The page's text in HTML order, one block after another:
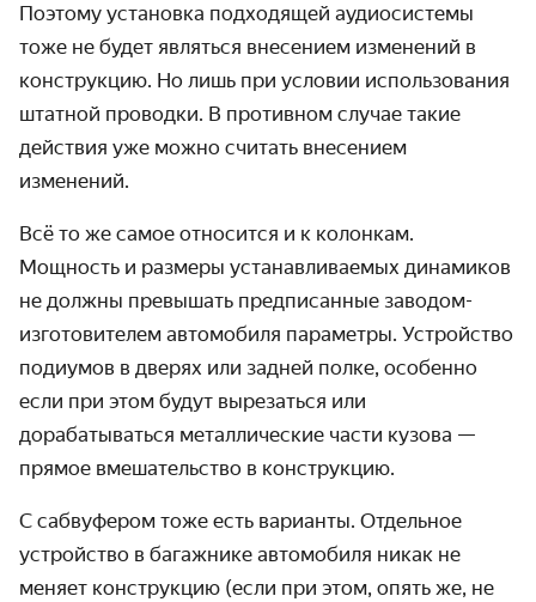
Поэтому установка подходящей аудиосистемы
тоже не будет являться внесением изменений в
конструкцию. Но лишь при условии использования
штатной проводки. В противном случае такие
действия уже можно считать внесением
изменений.
Всё то же самое относится и к колонкам.
Мощность и размеры устанавливаемых динамиков
не должны превышать предписанные заводом-
изготовителем автомобиля параметры. Устройство
подиумов в дверях или задней полке, особенно
если при этом будут вырезаться или
дорабатываться металлические части кузова —
прямое вмешательство в конструкцию.
С сабвуфером тоже есть варианты. Отдельное
устройство в багажнике автомобиля никак не
меняет конструкцию (если при этом, опять же, не